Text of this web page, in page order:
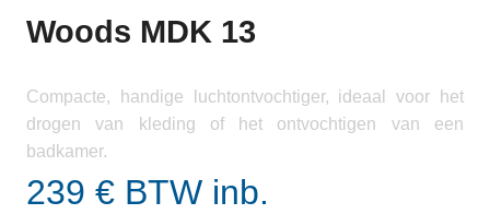
Woods MDK 13
Compacte, handige luchtontvochtiger, ideaal voor het
drogen van kleding of het ontvochtigen van een
badkamer.
239 € BTW inb.